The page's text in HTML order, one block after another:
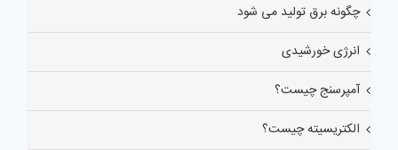
چگونه برق تولید می شود
انرژی خورشیدی
آمپرسنج چیست؟
الکتریسیته چیست؟